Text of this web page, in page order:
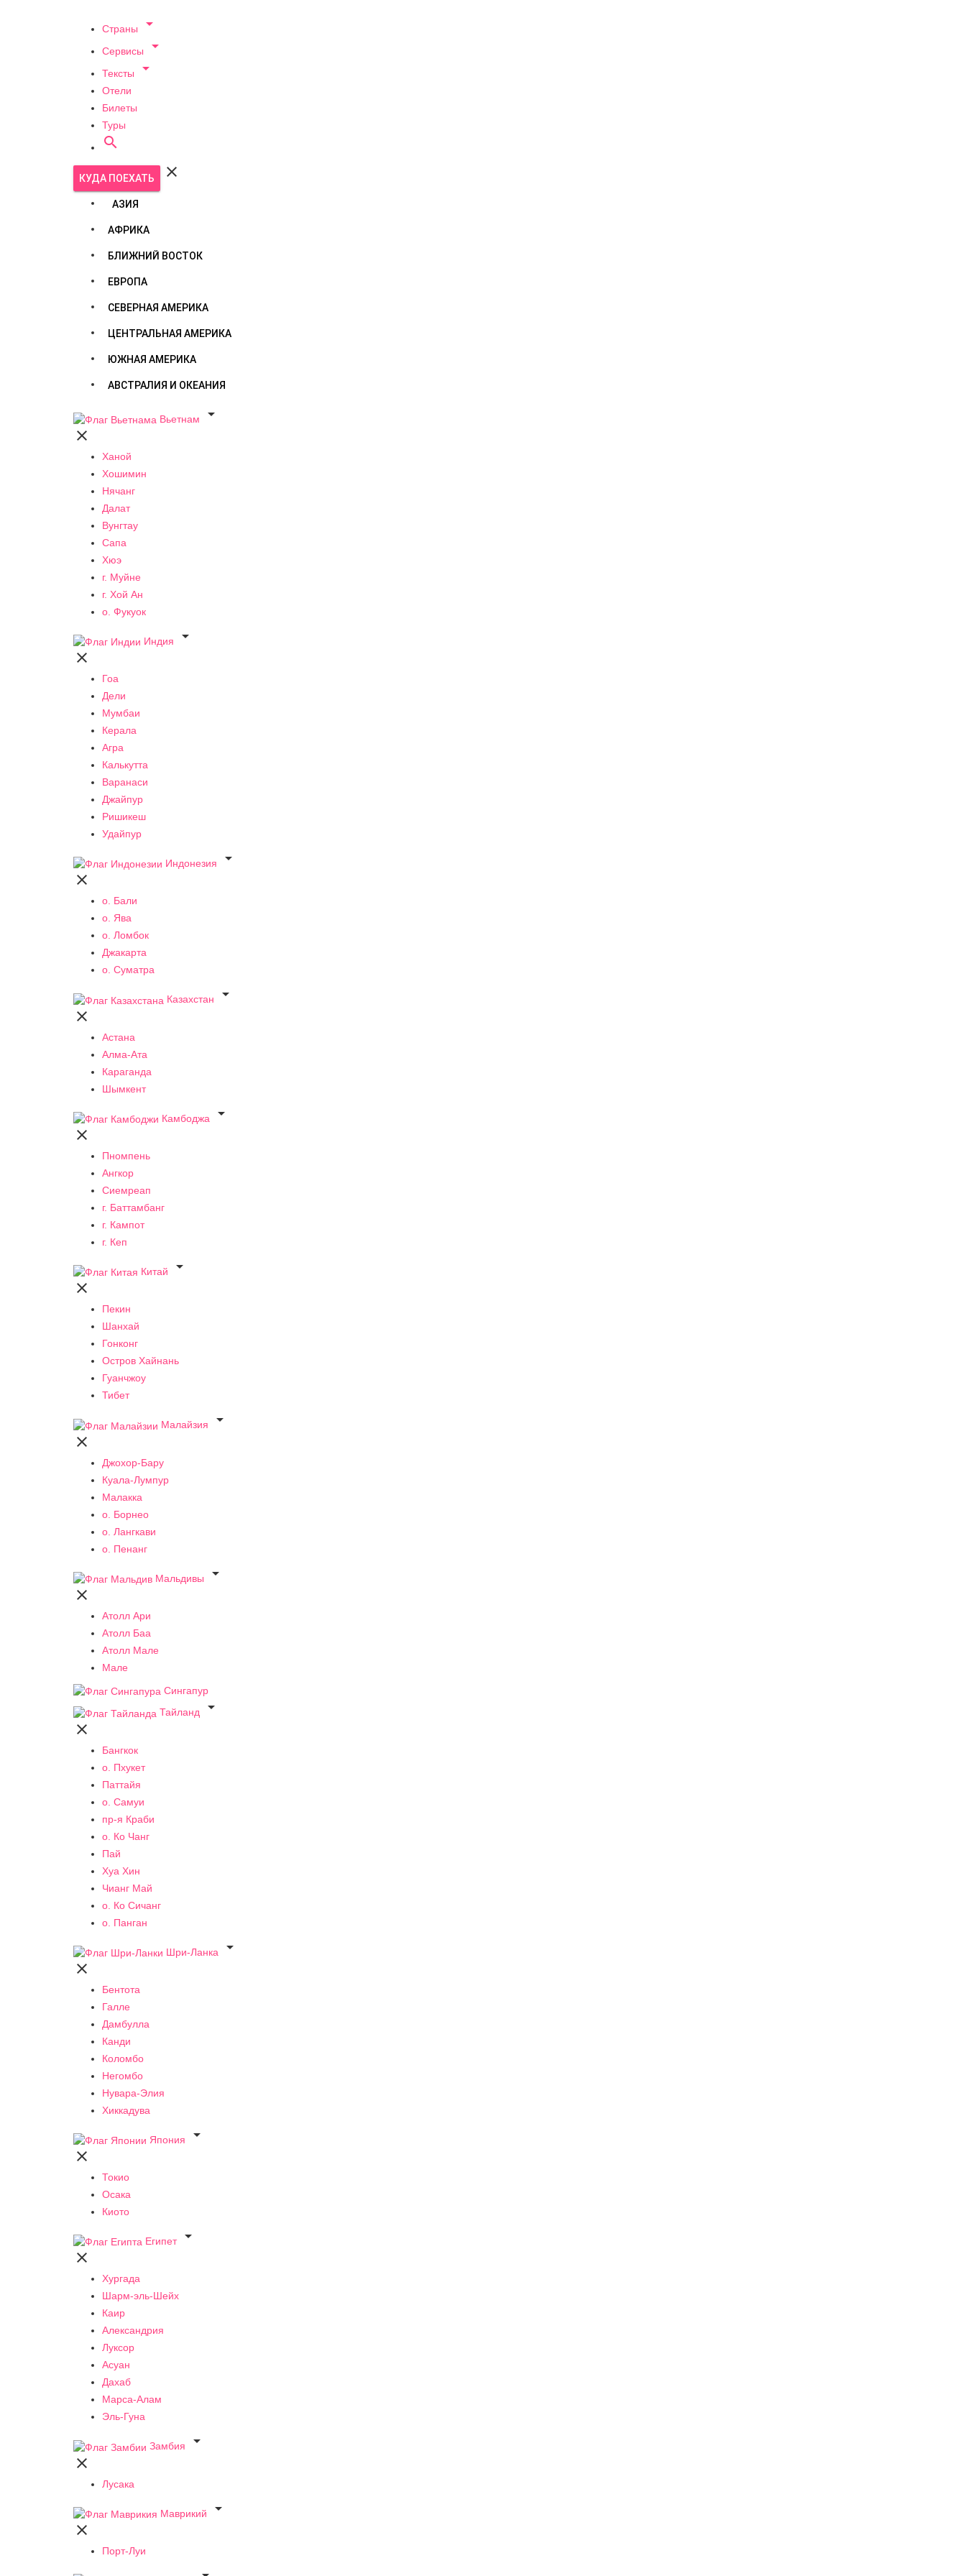
Страны 
Сервисы 
Тексты 
Отели
Билеты
Туры

КУДА ПОЕХАТЬ 
АЗИЯ
АФРИКА
БЛИЖНИЙ ВОСТОК
ЕВРОПА
СЕВЕРНАЯ АМЕРИКА
ЦЕНТРАЛЬНАЯ АМЕРИКА
ЮЖНАЯ АМЕРИКА
АВСТРАЛИЯ И ОКЕАНИЯ
Вьетнам


Ханой
Хошимин
Нячанг
Далат
Вунгтау
Сапа
Хюэ
г. Муйне
г. Хой Ан
о. Фукуок
Индия


Гоа
Дели
Мумбаи
Керала
Агра
Калькутта
Варанаси
Джайпур
Ришикеш
Удайпур
Индонезия


о. Бали
о. Ява
о. Ломбок
Джакарта
о. Суматра
Казахстан


Астана
Алма-Ата
Караганда
Шымкент
Камбоджа


Пномпень
Ангкор
Сиемреап
г. Баттамбанг
г. Кампот
г. Кеп
Китай


Пекин
Шанхай
Гонконг
Остров Хайнань
Гуанчжоу
Тибет
Малайзия


Джохор-Бару
Куала-Лумпур
Малакка
о. Борнео
о. Лангкави
о. Пенанг
Мальдивы


Атолл Ари
Атолл Баа
Атолл Мале
Мале
Сингапур
Тайланд


Бангкок
о. Пхукет
Паттайя
о. Самуи
пр-я Краби
о. Ко Чанг
Пай
Хуа Хин
Чианг Май
о. Ко Сичанг
о. Панган
Шри-Ланка


Бентота
Галле
Дамбулла
Канди
Коломбо
Негомбо
Нувара-Элия
Хиккадува
Япония


Токио
Осака
Киото
Египет


Хургада
Шарм-эль-Шейх
Каир
Александрия
Луксор
Асуан
Дахаб
Марса-Алам
Эль-Гуна
Замбия


Лусака
Маврикий


Порт-Луи